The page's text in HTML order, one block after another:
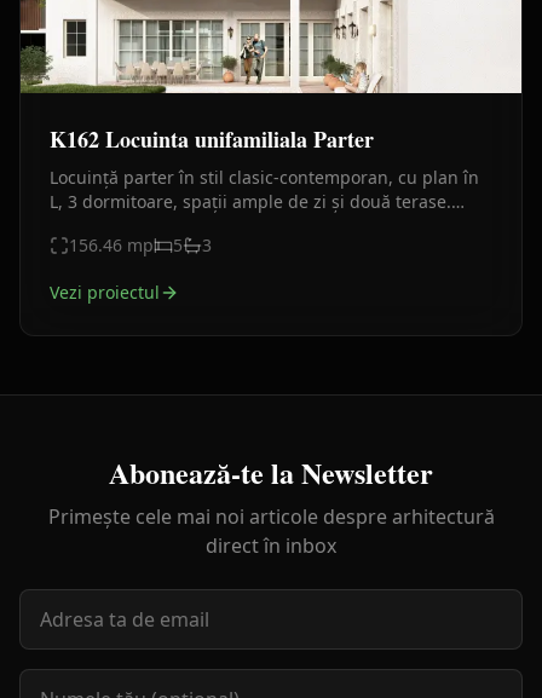
K162 Locuinta unifamiliala Parter
Locuință parter în stil clasic-contemporan, cu plan în
L, 3 dormitoare, spații ample de zi și două terase.
156.46 mp 5 3
Vezi proiectul
Abonează-te la Newsletter
Primește cele mai noi articole despre arhitectură
direct în inbox